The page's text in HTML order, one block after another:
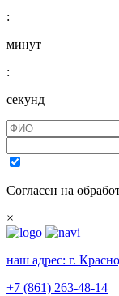
:
минут
:
секунд
Согласен на
×
наш адрес: г.
+7 (861) 263-48-14